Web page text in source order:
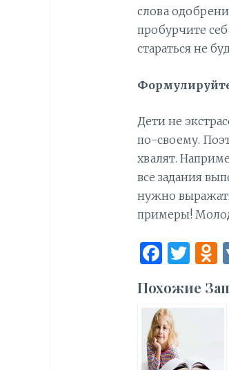
слова
пробурчите
стараться не
Дети не
по-своему.
хвалят.
все задания
нужно
примеры!
F
ce
b
o
o
T
it
Похожие